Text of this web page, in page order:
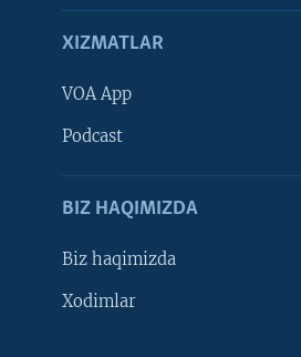
VOA
XIZMATLAR
VOA App
Podcast
BIZ HAQIMIZDA
Biz haqimizda
Xodimlar